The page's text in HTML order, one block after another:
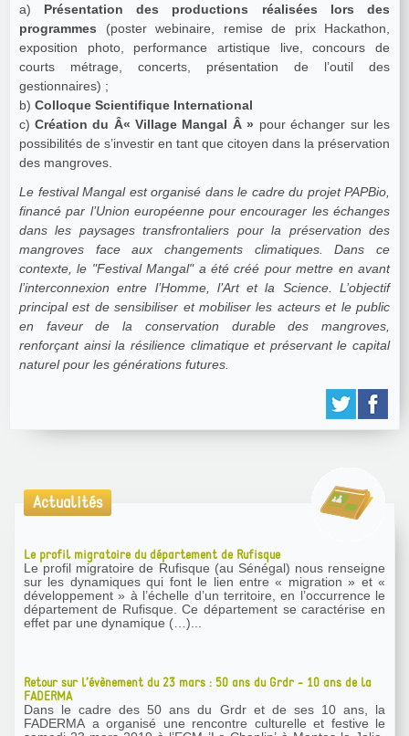
a) Présentation des productions réalisées lors des
programmes (poster webinaire, remise de prix Hackathon,
exposition photo, performance artistique live, concours de
courts métrage, concerts, présentation de l’outil des
gestionnaires) ;
b) Colloque Scientifique International
c) Création du Â« Village Mangal Â » pour échanger sur les
possibilités de s’investir en tant que citoyen dans la préservation
des mangroves.
Le festival Mangal est organisé dans le cadre du projet PAPBio,
financé par l’Union européenne pour encourager les échanges
dans les paysages transfrontaliers pour la préservation des
mangroves face aux changements climatiques. Dans ce
contexte, le "Festival Mangal" a été créé pour mettre en avant
l’interconnexion entre l’Homme, l’Art et la Science. L’objectif
principal est de sensibiliser et mobiliser les acteurs et le public
en faveur de la conservation durable des mangroves,
renforçant ainsi la résilience climatique et préservant le capital
naturel pour les générations futures.
Actualités
Le profil migratoire du département de Rufisque
Le profil migratoire de Rufisque (au Sénégal) nous renseigne
sur les dynamiques qui font le lien entre « migration » et «
développement » à l’échelle d’un territoire, en l’occurrence le
département de Rufisque. Ce département se caractérise en
effet par une dynamique (…)...
Retour sur l’évènement du 23 mars : 50 ans du Grdr - 10 ans de la
FADERMA
Dans le cadre des 50 ans du Grdr et de ses 10 ans, la
FADERMA a organisé une rencontre culturelle et festive le